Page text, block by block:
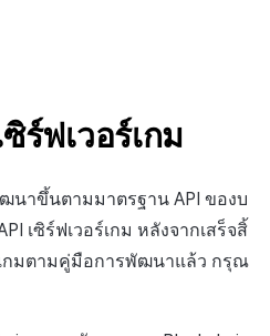
ร์ฟเวอร์เกม
ฒนาขึ้นตามมาตรฐาน API ของบ
เซิร์ฟเวอร์เกม หลังจากเสร็จสิ้
กมตามคู่มือการพัฒนาแล้ว กรุณ